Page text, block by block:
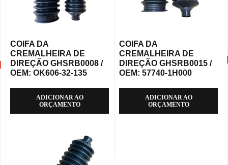
COIFA DA
CREMALHEIRA DE
DIREÇÃO GHSRB0008 /
OEM: OK606-32-135
ADICIONAR AO
ORÇAMENTO
COIFA DA
CREMALHEIRA DE
DIREÇÃO GHSRB0015 /
OEM: 57740-1H000
ADICIONAR AO
ORÇAMENTO